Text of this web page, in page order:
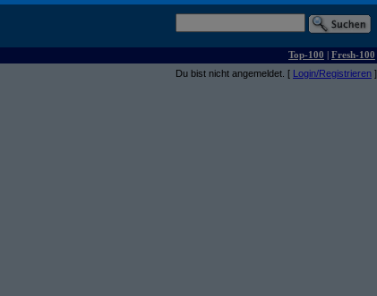
Top-100 | Fresh-100
Du bist nicht angemeldet. [ Login/Registrieren ]